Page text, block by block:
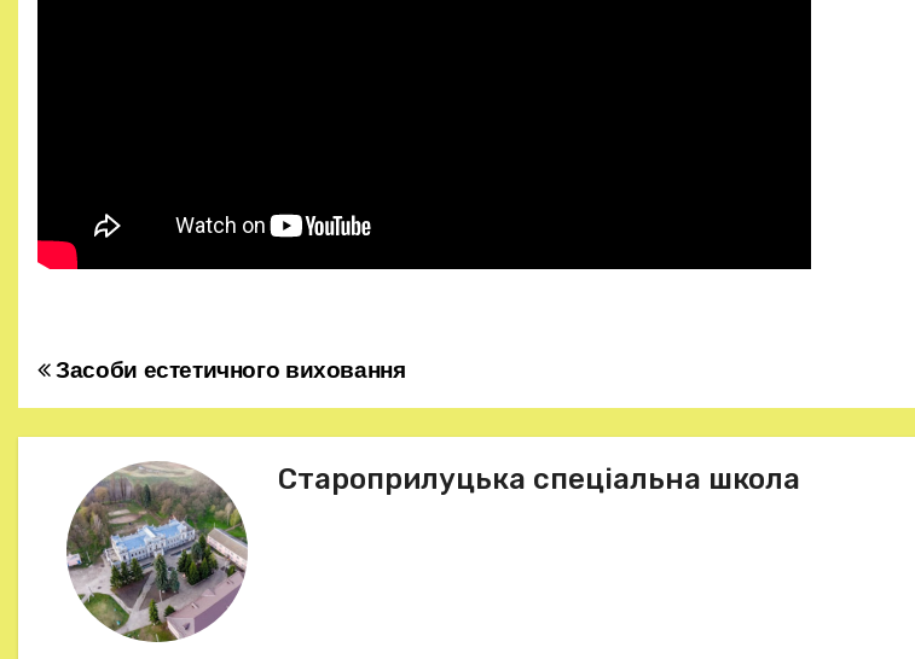
Н
а
Засоби естетичного виховання
Староприлуцька спеціальна школа